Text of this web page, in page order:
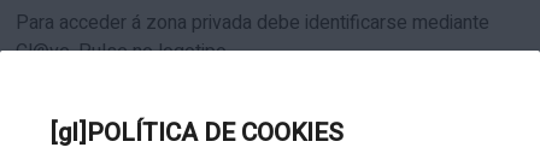
[gl]POLÍTICA DE COOKIES
CARTAFOL CIDADÁN
Para acceder á zona privada debe identificarse mediante
Cl@ve. Pulse no logotipo